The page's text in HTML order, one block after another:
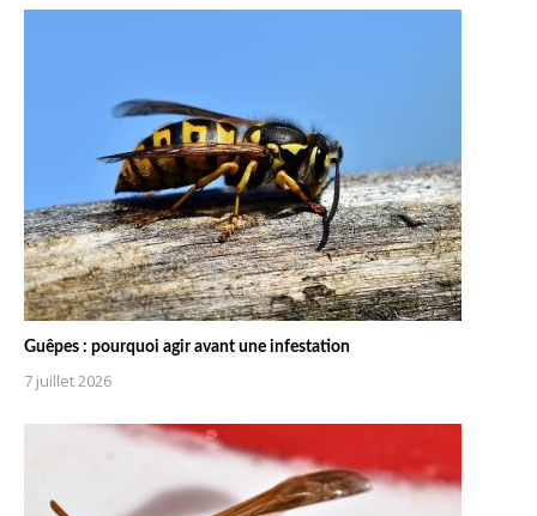
Guêpes : pourquoi agir avant une infestation
7 juillet 2026